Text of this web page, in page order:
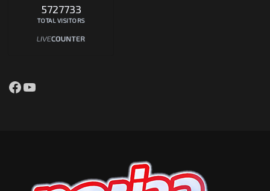
5727733
TOTAL VISITORS
Facebook
YouTube